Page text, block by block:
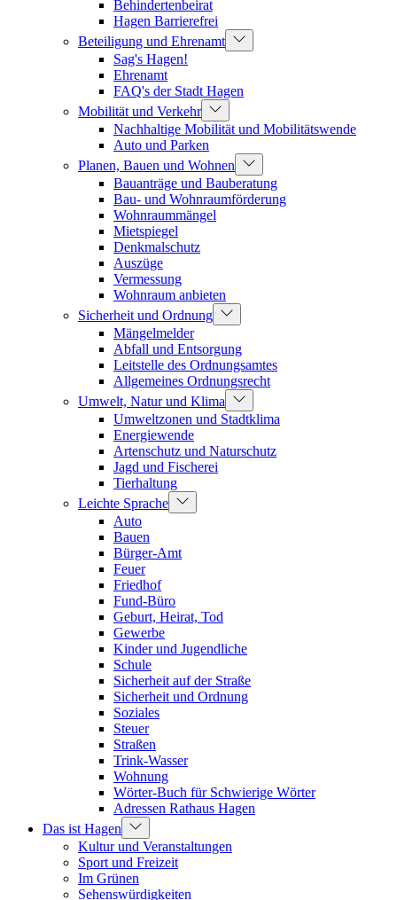
Behindertenbeirat
Hagen Barrierefrei
Beteiligung und Ehrenamt
Sag's Hagen!
Ehrenamt
FAQ's der Stadt Hagen
Mobilität und Verkehr
Nachhaltige Mobilität und Mobilitätswende
Auto und Parken
Planen, Bauen und Wohnen
Bauanträge und Bauberatung
Bau- und Wohnraumförderung
Wohnraummängel
Mietspiegel
Denkmalschutz
Auszüge
Vermessung
Wohnraum anbieten
Sicherheit und Ordnung
Mängelmelder
Abfall und Entsorgung
Leitstelle des Ordnungsamtes
Allgemeines Ordnungsrecht
Umwelt, Natur und Klima
Umweltzonen und Stadtklima
Energiewende
Artenschutz und Naturschutz
Jagd und Fischerei
Tierhaltung
Leichte Sprache
Auto
Bauen
Bürger-Amt
Feuer
Friedhof
Fund-Büro
Geburt, Heirat, Tod
Gewerbe
Kinder und Jugendliche
Schule
Sicherheit auf der Straße
Sicherheit und Ordnung
Soziales
Steuer
Straßen
Trink-Wasser
Wohnung
Wörter-Buch für Schwierige Wörter
Adressen Rathaus Hagen
Das ist Hagen
Kultur und Veranstaltungen
Sport und Freizeit
Im Grünen
Sehenswürdigkeiten